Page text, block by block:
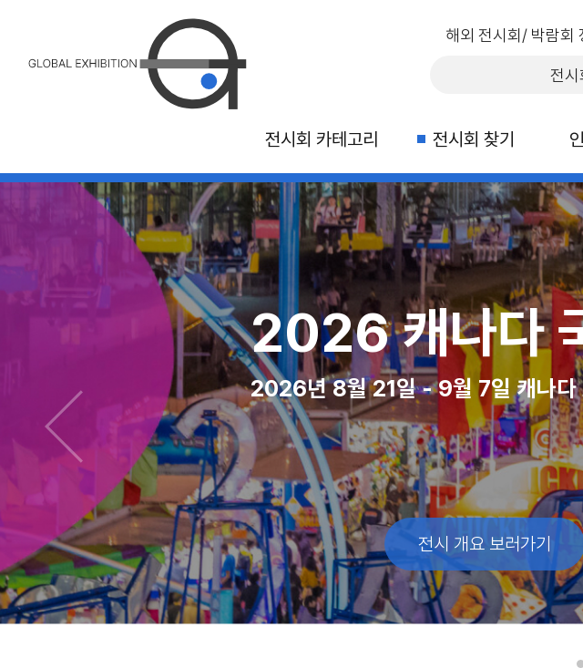
해외 전시회/ 박람회
전시회 카테고리 전시회 찾기
국제 관광 및 여행 박람
2026년 10월 30일 - 11월 1일, 몬트리올 캐나다
전시 개요 보러가기
2026 MAGIC 라스베
2026년 08월 10일 - 12일, 라스베이거스 컨벤
전시 개요 보러가기
2026 캐나다
2026년 8월 21일 - 9월 7일 캐나다
전시 개요 보러가기